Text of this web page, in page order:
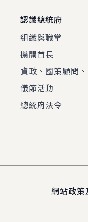
認識總統府
組織與職掌
機關首長
資政、國策顧問
儀節活動
總統府法令
網站政策